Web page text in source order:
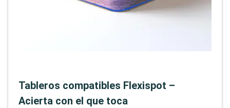
Tableros compatibles Flexispot –
Acierta con el que toca